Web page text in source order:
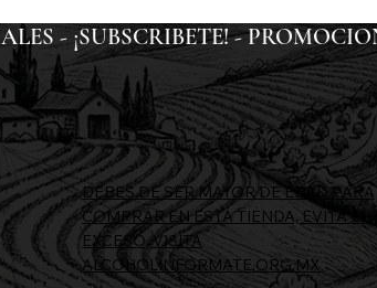
- ¡SUBSCRIBETE! -
DEBES DE SER MAYOR DE EDAD PARA
COMPRAR EN ESTA TIENDA, EVITA EL
EXCESO, VISITA
ALCOHOLINFORMATE.ORG.MX